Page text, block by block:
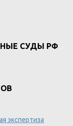
СУДЫ РФ
экспертиза